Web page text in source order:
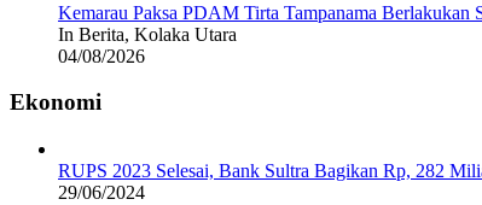
Kemarau Paksa PDAM Tirta Tampanama
In Berita, Kolaka Utara
04/08/2026
Ekonomi
RUPS 2023 Selesai, Bank Sultra Bagikan Rp, 282
29/06/2024